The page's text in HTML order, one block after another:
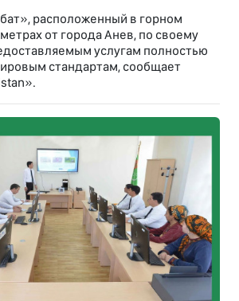
расположенный в горном
от города Анев, по своему
услугам полностью
стандартам, сообщает